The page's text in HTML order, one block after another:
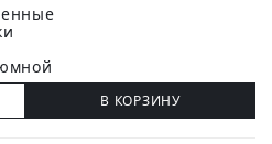
В КОРЗИНУ